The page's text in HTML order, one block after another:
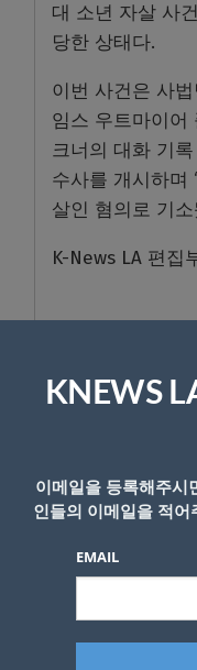
대 소년 자살 사
당한 상태다.
이번 사건은 사
임스 우트마이어
크너의 대화 기
수사를 개시하며
살인 혐의로 기
K-News LA 편집
답글 남기기
이메일 주소는 공개되지
KNEWS
이메일을 등록해주시
인들의 이메일을 적
EMAIL